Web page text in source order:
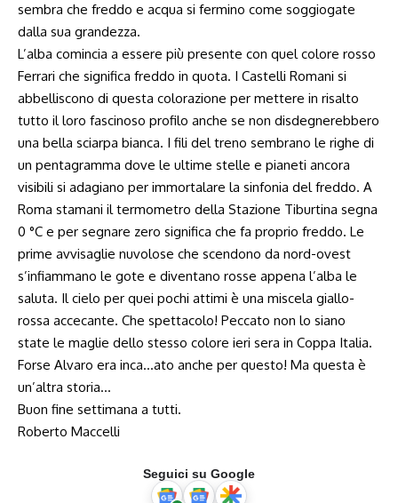
sembra che freddo e acqua si fermino come soggiogate
dalla sua grandezza.
L’alba comincia a essere più presente con quel colore rosso
Ferrari che significa freddo in quota. I Castelli Romani si
abbelliscono di questa colorazione per mettere in risalto
tutto il loro fascinoso profilo anche se non disdegnerebbero
una bella sciarpa bianca. I fili del treno sembrano le righe di
un pentagramma dove le ultime stelle e pianeti ancora
visibili si adagiano per immortalare la sinfonia del freddo. A
Roma stamani il termometro della Stazione Tiburtina segna
0 °C e per segnare zero significa che fa proprio freddo. Le
prime avvisaglie nuvolose che scendono da nord-ovest
s’infiammano le gote e diventano rosse appena l’alba le
saluta. Il cielo per quei pochi attimi è una miscela giallo-
rossa accecante. Che spettacolo! Peccato non lo siano
state le maglie dello stesso colore ieri sera in Coppa Italia.
Forse Alvaro era inca…ato anche per questo! Ma questa è
un’altra storia…
Buon fine settimana a tutti.
Roberto Maccelli
Seguici su Google